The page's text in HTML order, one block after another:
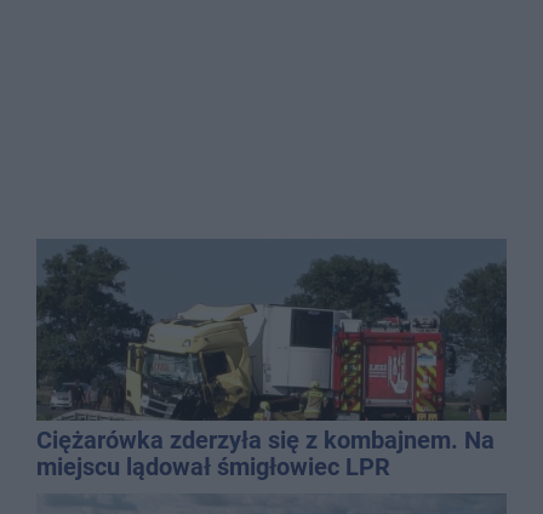
Ciężarówka zderzyła się z kombajnem. Na
miejscu lądował śmigłowiec LPR